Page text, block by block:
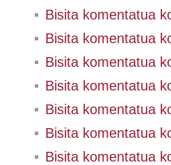
Bisita komentatua
Bisita komentatua
Bisita komentatua
Bisita komentatua
Bisita komentatua
Bisita komentatua
Bisita komentatua